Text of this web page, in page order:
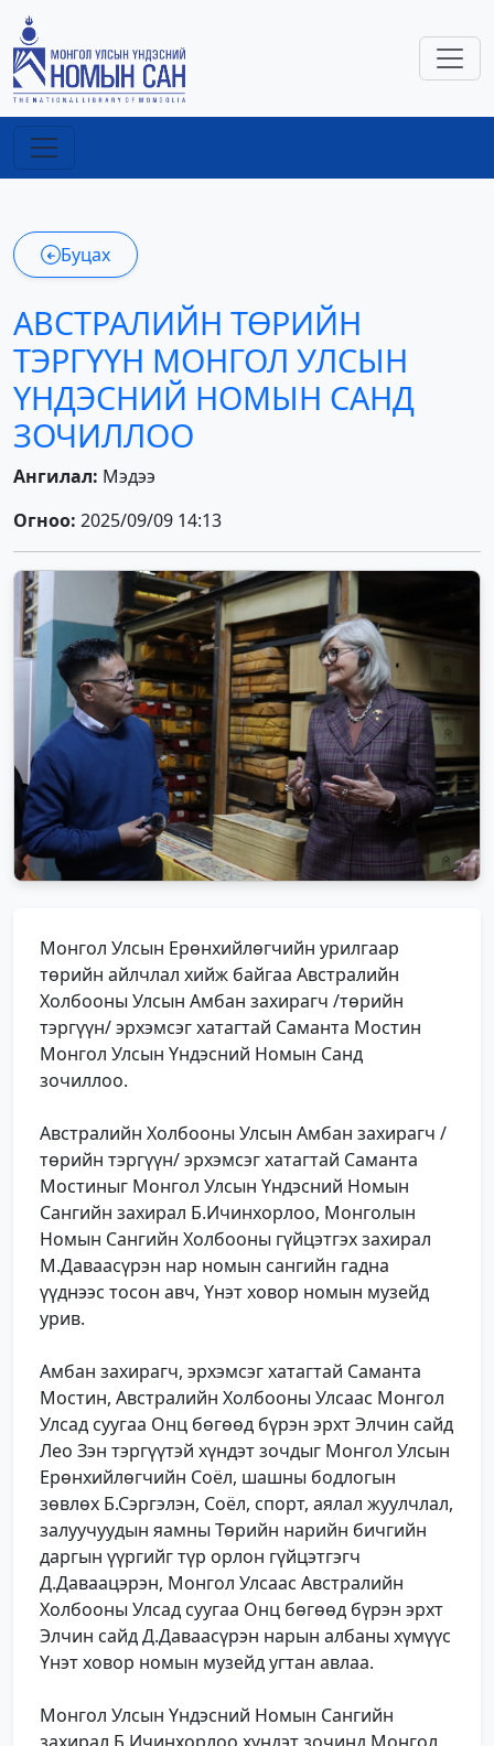
Буцах
АВСТРАЛИЙН ТӨРИЙН
ТЭРГҮҮН МОНГОЛ УЛСЫН
ҮНДЭСНИЙ НОМЫН САНД
ЗОЧИЛЛОО
Ангилал: Мэдээ
Огноо: 2025/09/09 14:13
Монгол Улсын Ерөнхийлөгчийн урилгаар
төрийн айлчлал хийж байгаа Австралийн
Холбооны Улсын Амбан захирагч /төрийн
тэргүүн/ эрхэмсэг хатагтай Саманта Мостин
Монгол Улсын Үндэсний Номын Санд
зочиллоо.
Австралийн Холбооны Улсын Амбан захирагч /
төрийн тэргүүн/ эрхэмсэг хатагтай Саманта
Мостиныг Монгол Улсын Үндэсний Номын
Сангийн захирал Б.Ичинхорлоо, Монголын
Номын Сангийн Холбооны гүйцэтгэх захирал
М.Даваасүрэн нар номын сангийн гадна
үүднээс тосон авч, Үнэт ховор номын музейд
урив.
Амбан захирагч, эрхэмсэг хатагтай Саманта
Мостин, Австралийн Холбооны Улсаас Монгол
Улсад суугаа Онц бөгөөд бүрэн эрхт Элчин сайд
Лео Зэн тэргүүтэй хүндэт зочдыг Монгол Улсын
Ерөнхийлөгчийн Соёл, шашны бодлогын
зөвлөх Б.Сэргэлэн, Соёл, спорт, аялал жуулчлал,
залуучуудын яамны Төрийн нарийн бичгийн
даргын үүргийг түр орлон гүйцэтгэгч
Д.Даваацэрэн, Монгол Улсаас Австралийн
Холбооны Улсад суугаа Онц бөгөөд бүрэн эрхт
Элчин сайд Д.Даваасүрэн нарын албаны хүмүүс
Үнэт ховор номын музейд угтан авлаа.
Монгол Улсын Үндэсний Номын Сангийн